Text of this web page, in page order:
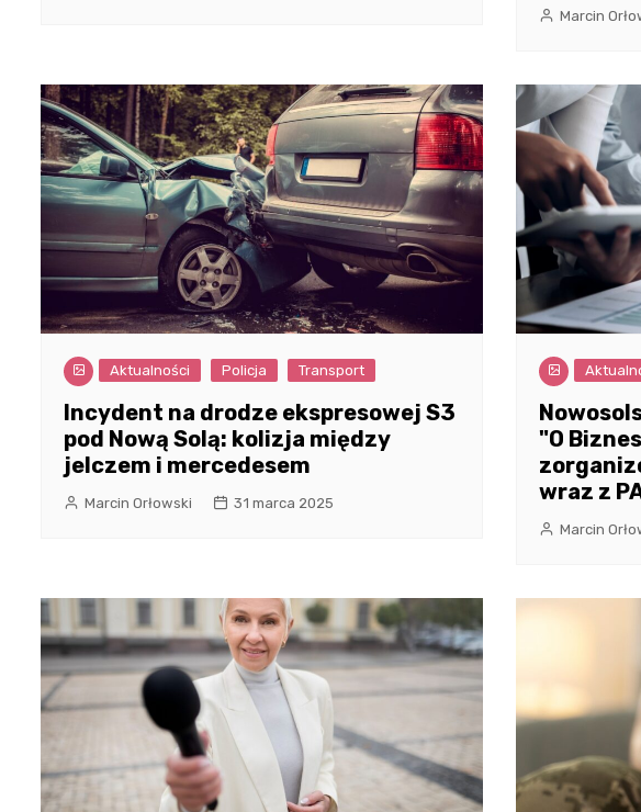
Marcin
Aktualności Policja Transport
Incydent na drodze ekspresowej S3
pod Nową Solą: kolizja między
jelczem i mercedesem
Marcin Orłowski 31 marca 2025
"O
wraz z
Marcin